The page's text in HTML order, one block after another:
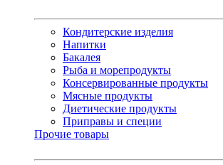
Кондитерские изделия
Напитки
Бакалея
Рыба и морепродукты
Консервированные продукты
Мясные продукты
Диетические продукты
Приправы и специи
Прочие товары